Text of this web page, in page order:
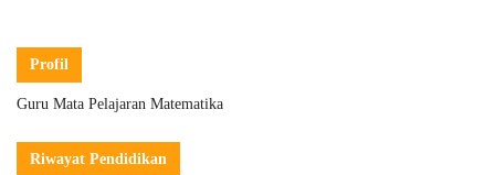
Profil
Guru Mata Pelajaran Matematika
Riwayat Pendidikan